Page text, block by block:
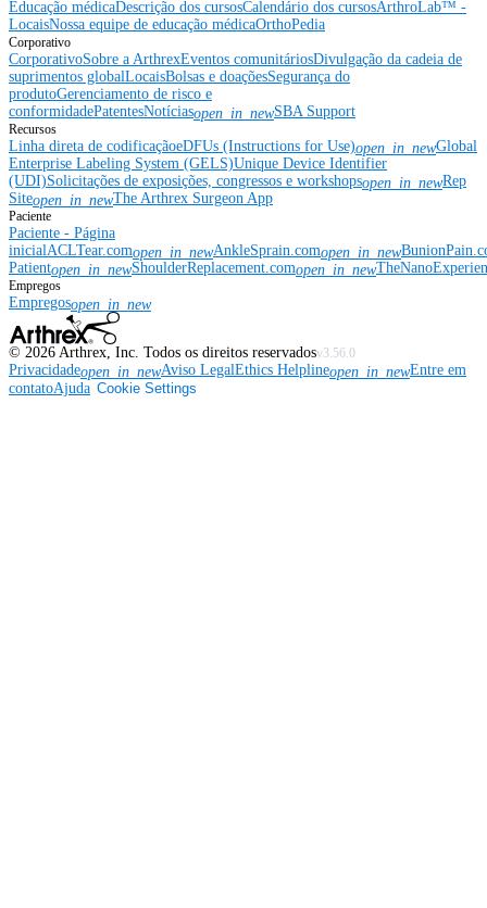
Educação médicaDescrição dos cursosCalendário dos cursosArthroLab™ -
LocaisNossa equipe de educação médicaOrthoPedia
Corporativo
CorporativoSobre a ArthrexEventos comunitáriosDivulgação da cadeia de
suprimentos globalLocaisBolsas e doaçõesSegurança do
produtoGerenciamento de risco e
conformidadePatentesNotíciasopen_in_newSBA Support
Recursos
Linha direta de codificaçãoeDFUs (Instructions for Use)open_in_newGlobal
Enterprise Labeling System (GELS)Unique Device Identifier
(UDI)Solicitações de exposições, congressos e workshopsopen_in_newRep
Siteopen_in_newThe Arthrex Surgeon App
Paciente
Paciente - Página
inicial ACLTear.comopen_in_newAnkleSprain.comopen_in_new
Patientopen_in_newShoulderReplacement.comopen_in_new
Empregos
Empregosopen_in_new
© 2026 Arthrex, Inc. Todos os direitos reservadosv3.56.0
Privacidadeopen_in_newAviso LegalEthics Helplineopen_in_newEntre em
contatoAjuda Cookie Settings